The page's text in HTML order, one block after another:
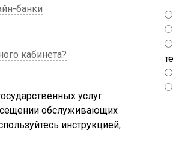
банки
кабинета?
услуг.
обслуживающих
инструкцией,